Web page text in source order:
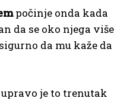
počinje onda kada
da se oko njega više
da mu kaže da
je to trenutak